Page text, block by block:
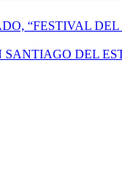
“FESTIVAL
DEL